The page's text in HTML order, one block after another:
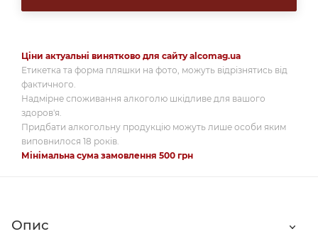
Ціни актуальні винятково для сайту alcomag.ua
Етикетка та форма пляшки на фото, можуть відрізнятись від
фактичного.
Надмірне споживання алкоголю шкідливе для вашого
здоров'я.
Придбати алкогольну продукцію можуть лише особи яким
виповнилося 18 років.
Мінімальна сума замовлення 500 грн
Опис